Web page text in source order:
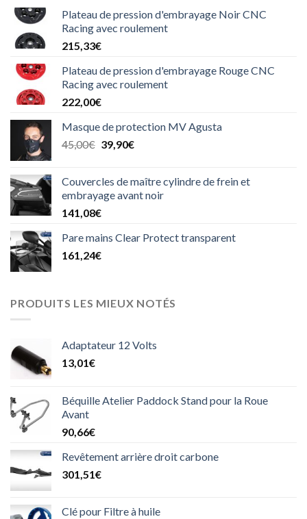
Plateau de pression d'embrayage Noir CNC
Racing avec roulement
215,33€
Plateau de pression d'embrayage Rouge CNC
Racing avec roulement
222,00€
Masque de protection MV Agusta
45,00€ Le
était :
45,00€.
39,90€Le
est :
39,90€.
Couvercles de maître cylindre de frein et
embrayage avant noir
141,08€
Pare mains Clear Protect transparent
161,24€
PRODUITS LES MIEUX NOTÉS
Adaptateur 12 Volts
13,01€
Béquille Atelier Paddock Stand pour la Roue
Avant
90,66€
Revêtement arrière droit carbone
301,51€
Clé pour Filtre à huile